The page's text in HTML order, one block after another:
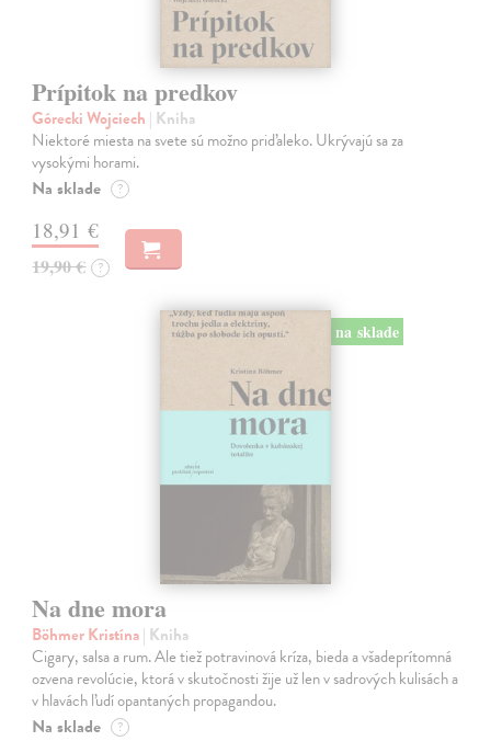
Prípitok na predkov
Górecki Wojciech | Kniha
Niektoré miesta na svete sú možno priďaleko. Ukrývajú sa za
vysokými horami.
Na sklade ?
18,91 €
19,90 € ?
na sklade
Na dne mora
Böhmer Kristína| Kniha
Cigary, salsa a rum. Ale tiež potravinová kríza, bieda a všadeprítomná
ozvena revolúcie, ktorá v skutočnosti žije už len v sadrových kulisách a
v hlavách ľudí opantaných propagandou.
Na sklade ?